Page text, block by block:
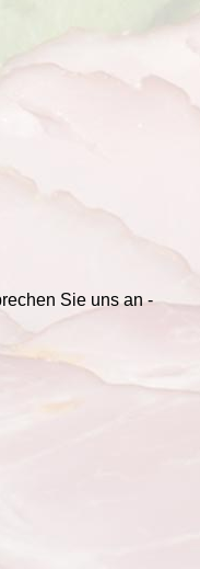
Sie uns an -